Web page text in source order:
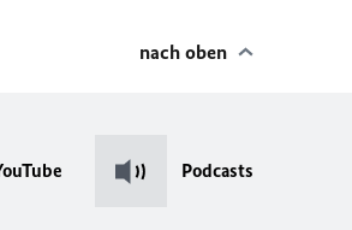
nach oben
Podcasts